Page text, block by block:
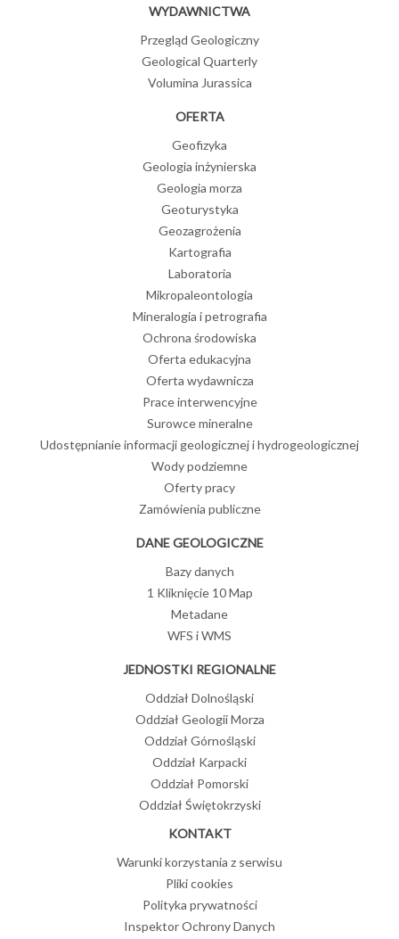
WYDAWNICTWA
Przegląd Geologiczny
Geological Quarterly
Volumina Jurassica
OFERTA
Geofizyka
Geologia inżynierska
Geologia morza
Geoturystyka
Geozagrożenia
Kartografia
Laboratoria
Mikropaleontologia
Mineralogia i petrografia
Ochrona środowiska
Oferta edukacyjna
Oferta wydawnicza
Prace interwencyjne
Surowce mineralne
Udostępnianie informacji geologicznej i hydrogeologicznej
Wody podziemne
Oferty pracy
Zamówienia publiczne
DANE GEOLOGICZNE
Bazy danych
1 Kliknięcie 10 Map
Metadane
WFS i WMS
JEDNOSTKI REGIONALNE
Oddział Dolnośląski
Oddział Geologii Morza
Oddział Górnośląski
Oddział Karpacki
Oddział Pomorski
Oddział Świętokrzyski
KONTAKT
Warunki korzystania z serwisu
Pliki cookies
Polityka prywatności
Inspektor Ochrony Danych